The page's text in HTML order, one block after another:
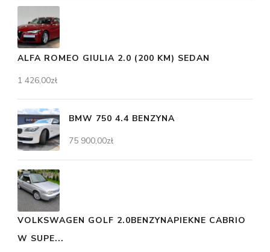
ALFA ROMEO GIULIA 2.0 (200 KM) SEDAN
1 426,00zł
BMW 750 4.4 BENZYNA
75 900,00zł
VOLKSWAGEN GOLF 2.0BENZYNAPIEKNE CABRIO
W SUPE...